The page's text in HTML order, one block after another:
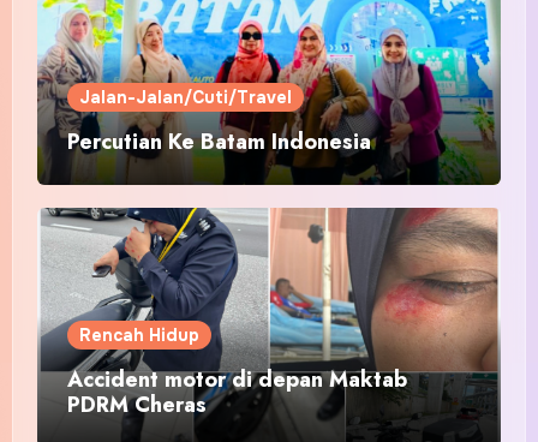
Jalan-Jalan/Cuti/Travel
Percutian Ke Batam Indonesia
Rencah Hidup
Accident motor di depan Maktab
PDRM Cheras